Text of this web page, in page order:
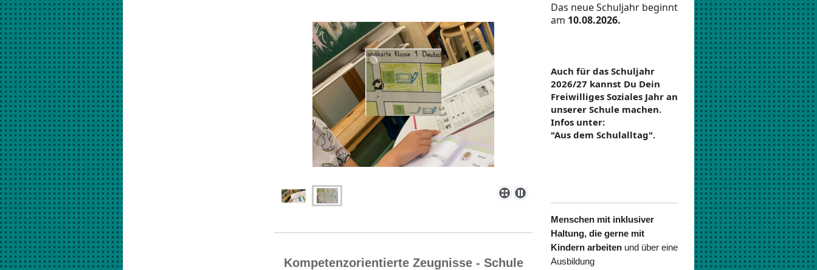
Kompetenzorientierte Zeugnisse - Schule
Das neue Schuljahr beginnt
am 10.08.2026.
Auch für das Schuljahr
2026/27 kannst Du Dein
Freiwilliges Soziales Jahr an
unserer Schule machen.
Infos unter:
"Aus dem Schulalltag".
Menschen mit inklusiver
Haltung, die gerne mit
Kindern arbeiten und über eine
Ausbildung